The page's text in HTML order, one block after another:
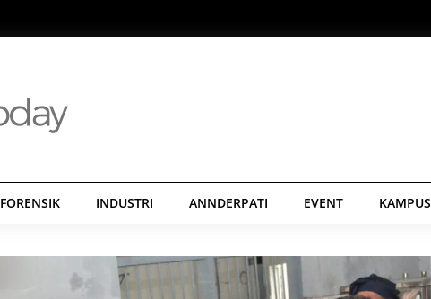
FORENSIK INDUSTRI ANNDERPATI EVENT KAMPUS